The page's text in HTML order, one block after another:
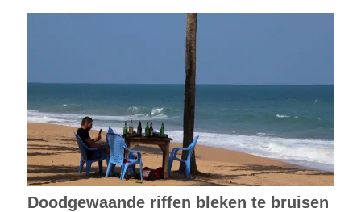
Doodgewaande riffen bleken te bruisen